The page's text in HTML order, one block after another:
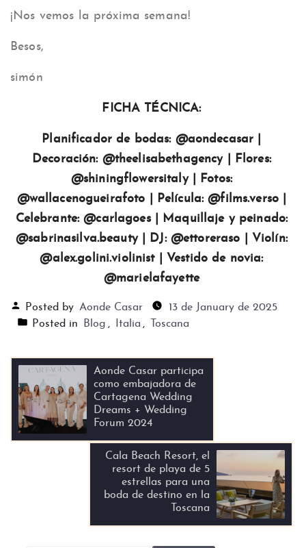
¡Nos vemos la próxima semana!
Besos,
simón
FICHA TÉCNICA:
Planificador de bodas: @aondecasar |
Decoración: @theelisabethagency | Flores:
@shiningflowersitaly | Fotos:
@wallacenogueirafoto | Película: @films.verso |
Celebrante: @carlagoes | Maquillaje y peinado:
@sabrinasilva.beauty | DJ: @ettoreraso | Violín:
@alex.golini.violinist | Vestido de novia:
@marielafayette
Posted by Aonde Casar
13 de January de 2025
Posted in
Blog , Italia , Toscana
Aonde Casar participa
como embajadora de
Cartagena Wedding
Dreams + Wedding
Forum 2024
Cala Beach Resort, el
resort de playa de 5
estrellas para una
boda de destino en la
Toscana